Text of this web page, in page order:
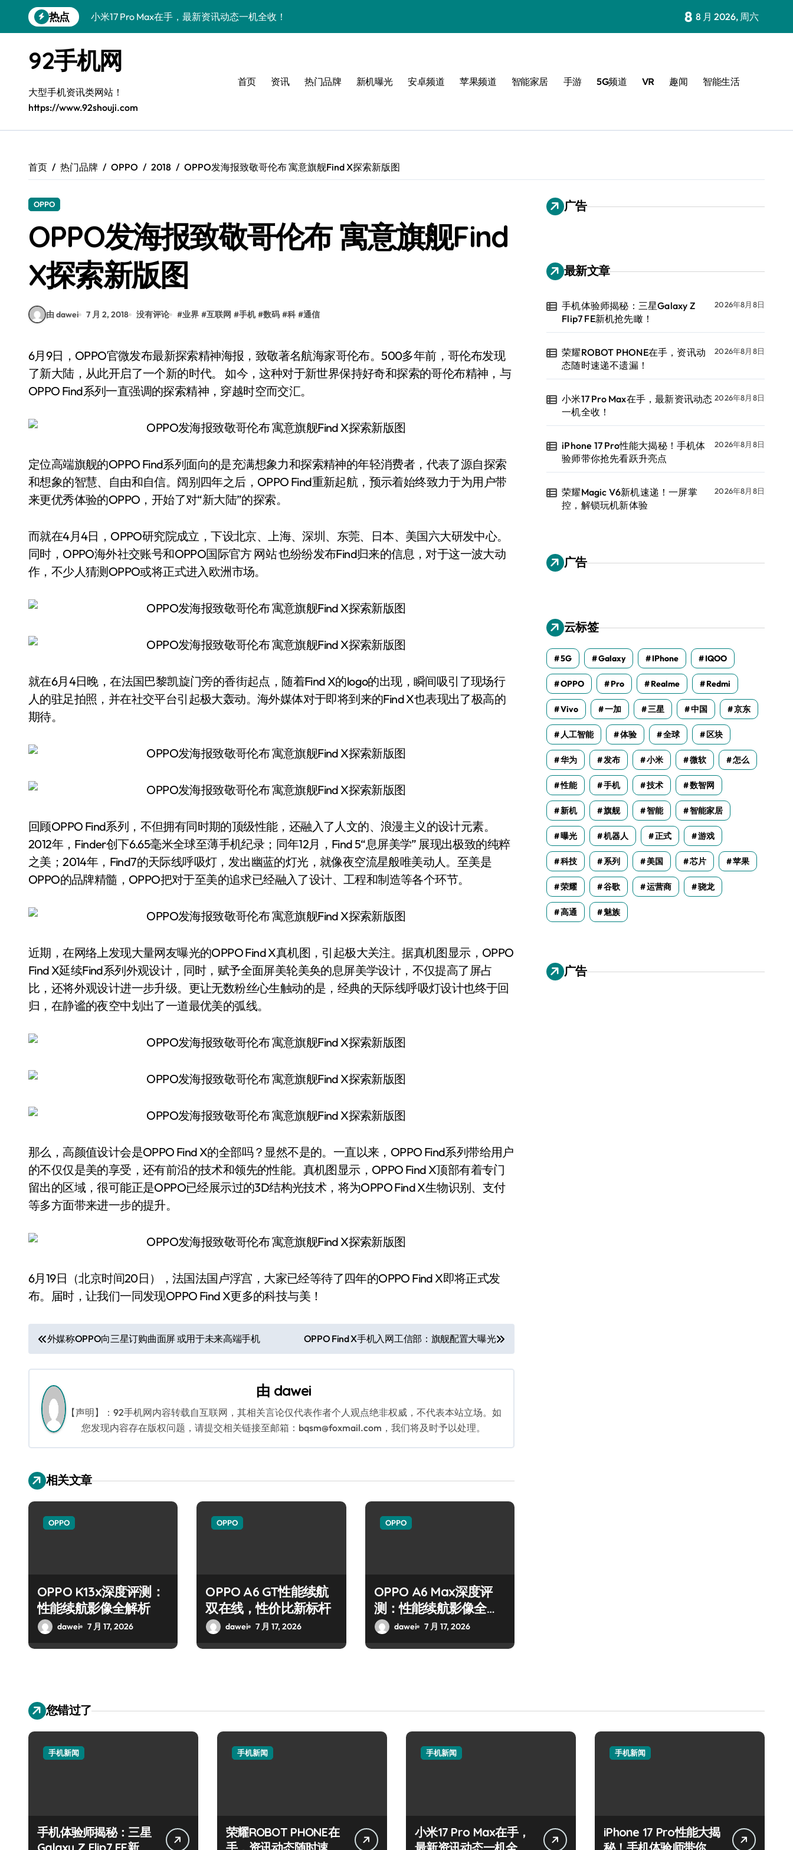
到
热点
小米17 Pro Max在手，最新资讯动态一机全收！
荣耀Magic V6新机速递！一屏掌控，解锁玩机新体验
REDMI K90深度揭秘：超强配置+发售信息，速来围观！
荣耀500 Pro携手MOLLY，速递前沿科技，玩转手机新体验！
荣耀ROBOT PHONE在手，24小时智能资讯一键触达！
华为nova 15深度揭秘！新机亮点+超实用功能全掌握
8 8 月 2026, 周六
92手机网
大型手机资讯类网站！
https://www.92shouji.com
首页 资讯 热门品牌 新机曝光 安卓频道 苹果频道 智能家居 手游 5G频道 VR 趣闻 智能生活
首页 热门品牌 OPPO 2018 OPPO发海报致敬哥伦布 寓意旗舰Find X探索新版图
OPPO
OPPO发海报致敬哥伦布 寓意旗舰Find
X探索新版图
由 dawei 7 月 2, 2018 没有评论 #业界 #互联网 #手机 #数码 #科 #通信
6月9日，OPPO官微发布最新探索精神海报，致敬著名航海家哥伦布。500多年前，哥伦布发现
了新大陆，从此开启了一个新的时代。 如今，这种对于新世界保持好奇和探索的哥伦布精神，与
OPPO Find系列一直强调的探索精神，穿越时空而交汇。
定位高端旗舰的OPPO Find系列面向的是充满想象力和探索精神的年轻消费者，代表了源自探索
和想象的智慧、自由和自信。阔别四年之后，OPPO Find重新起航，预示着始终致力于为用户带
来更优秀体验的OPPO，开始了对“新大陆”的探索。
而就在4月4日，OPPO研究院成立，下设北京、上海、深圳、东莞、日本、美国六大研发中心。
同时，OPPO海外社交账号和OPPO国际官方 网站 也纷纷发布Find归来的信息，对于这一波大动
作，不少人猜测OPPO或将正式进入欧洲市场。
就在6月4日晚，在法国巴黎凯旋门旁的香街起点，随着Find X的logo的出现，瞬间吸引了现场行
人的驻足拍照，并在社交平台引起极大轰动。海外媒体对于即将到来的Find X也表现出了极高的
期待。
回顾OPPO Find系列，不但拥有同时期的顶级性能，还融入了人文的、浪漫主义的设计元素。
2012年，Finder创下6.65毫米全球至薄手机纪录；同年12月，Find 5“息屏美学” 展现出极致的纯粹
之美；2014年，Find7的天际线呼吸灯，发出幽蓝的灯光，就像夜空流星般唯美动人。至美是
OPPO的品牌精髓，OPPO把对于至美的追求已经融入了设计、工程和制造等各个环节。
近期，在网络上发现大量网友曝光的OPPO Find X真机图，引起极大关注。据真机图显示，OPPO
Find X延续Find系列外观设计，同时，赋予全面屏美轮美奂的息屏美学设计，不仅提高了屏占
比，还将外观设计进一步升级。更让无数粉丝心生触动的是，经典的天际线呼吸灯设计也终于回
归，在静谧的夜空中划出了一道最优美的弧线。
那么，高颜值设计会是OPPO Find X的全部吗？显然不是的。一直以来，OPPO Find系列带给用户
的不仅仅是美的享受，还有前沿的技术和领先的性能。真机图显示，OPPO Find X顶部有着专门
留出的区域，很可能正是OPPO已经展示过的3D结构光技术，将为OPPO Find X生物识别、支付
等多方面带来进一步的提升。
6月19日（北京时间20日），法国法国卢浮宫，大家已经等待了四年的OPPO Find X即将正式发
布。届时，让我们一同发现OPPO Find X更多的科技与美！
文
章
导
航
外媒称OPPO向三星订购曲面屏 或用于未来高端手机 OPPO Find X手机入网工信部：旗舰配置大曝光
由 dawei
【声明】：92手机网内容转载自互联网，其相关言论仅代表作者个人观点绝非权威，不代表本站立场。如
您发现内容存在版权问题，请提交相关链接至邮箱：bqsm@foxmail.com，我们将及时予以处理。
相关文章
OPPO
OPPO K13x深度评测：
性能续航影像全解析
dawei 7 月 17, 2026
OPPO
OPPO A6 GT性能续航
双在线，性价比新标杆
dawei 7 月 17, 2026
OPPO
OPPO A6 Max深度评
测：性能续航影像全解
析
dawei 7 月 17, 2026
广告
最新文章
手机体验师揭秘：三星Galaxy Z
Flip7 FE新机抢先瞰！
2026年8月8日
荣耀ROBOT PHONE在手，资讯动
态随时速递不遗漏！
2026年8月8日
小米17 Pro Max在手，最新资讯动态
一机全收！
2026年8月8日
iPhone 17 Pro性能大揭秘！手机体
验师带你抢先看跃升亮点
2026年8月8日
荣耀Magic V6新机速递！一屏掌
控，解锁玩机新体验
2026年8月8日
广告
云标签
5G Galaxy IPhone IQOO
OPPO Pro Realme Redmi
Vivo 一加 三星 中国 京东
人工智能 体验 全球 区块
华为 发布 小米 微软 怎么
性能 手机 技术 数智网
新机 旗舰 智能 智能家居
曝光 机器人 正式 游戏
科技 系列 美国 芯片 苹果
荣耀 谷歌 运营商 骁龙
高通 魅族
广告
您错过了
手机新闻
手机体验师揭秘：三星
手机新闻
荣耀ROBOT PHONE在
手机新闻
小米17 Pro Max在手，
手机新闻
iPhone 17 Pro性能大揭